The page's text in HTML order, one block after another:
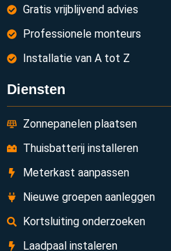
Gratis vrijblijvend advies
Professionele monteurs
Installatie van A tot Z
Diensten
Zonnepanelen plaatsen
Thuisbatterij installeren
Meterkast aanpassen
Nieuwe groepen aanleggen
Kortsluiting onderzoeken
Laadpaal instaleren